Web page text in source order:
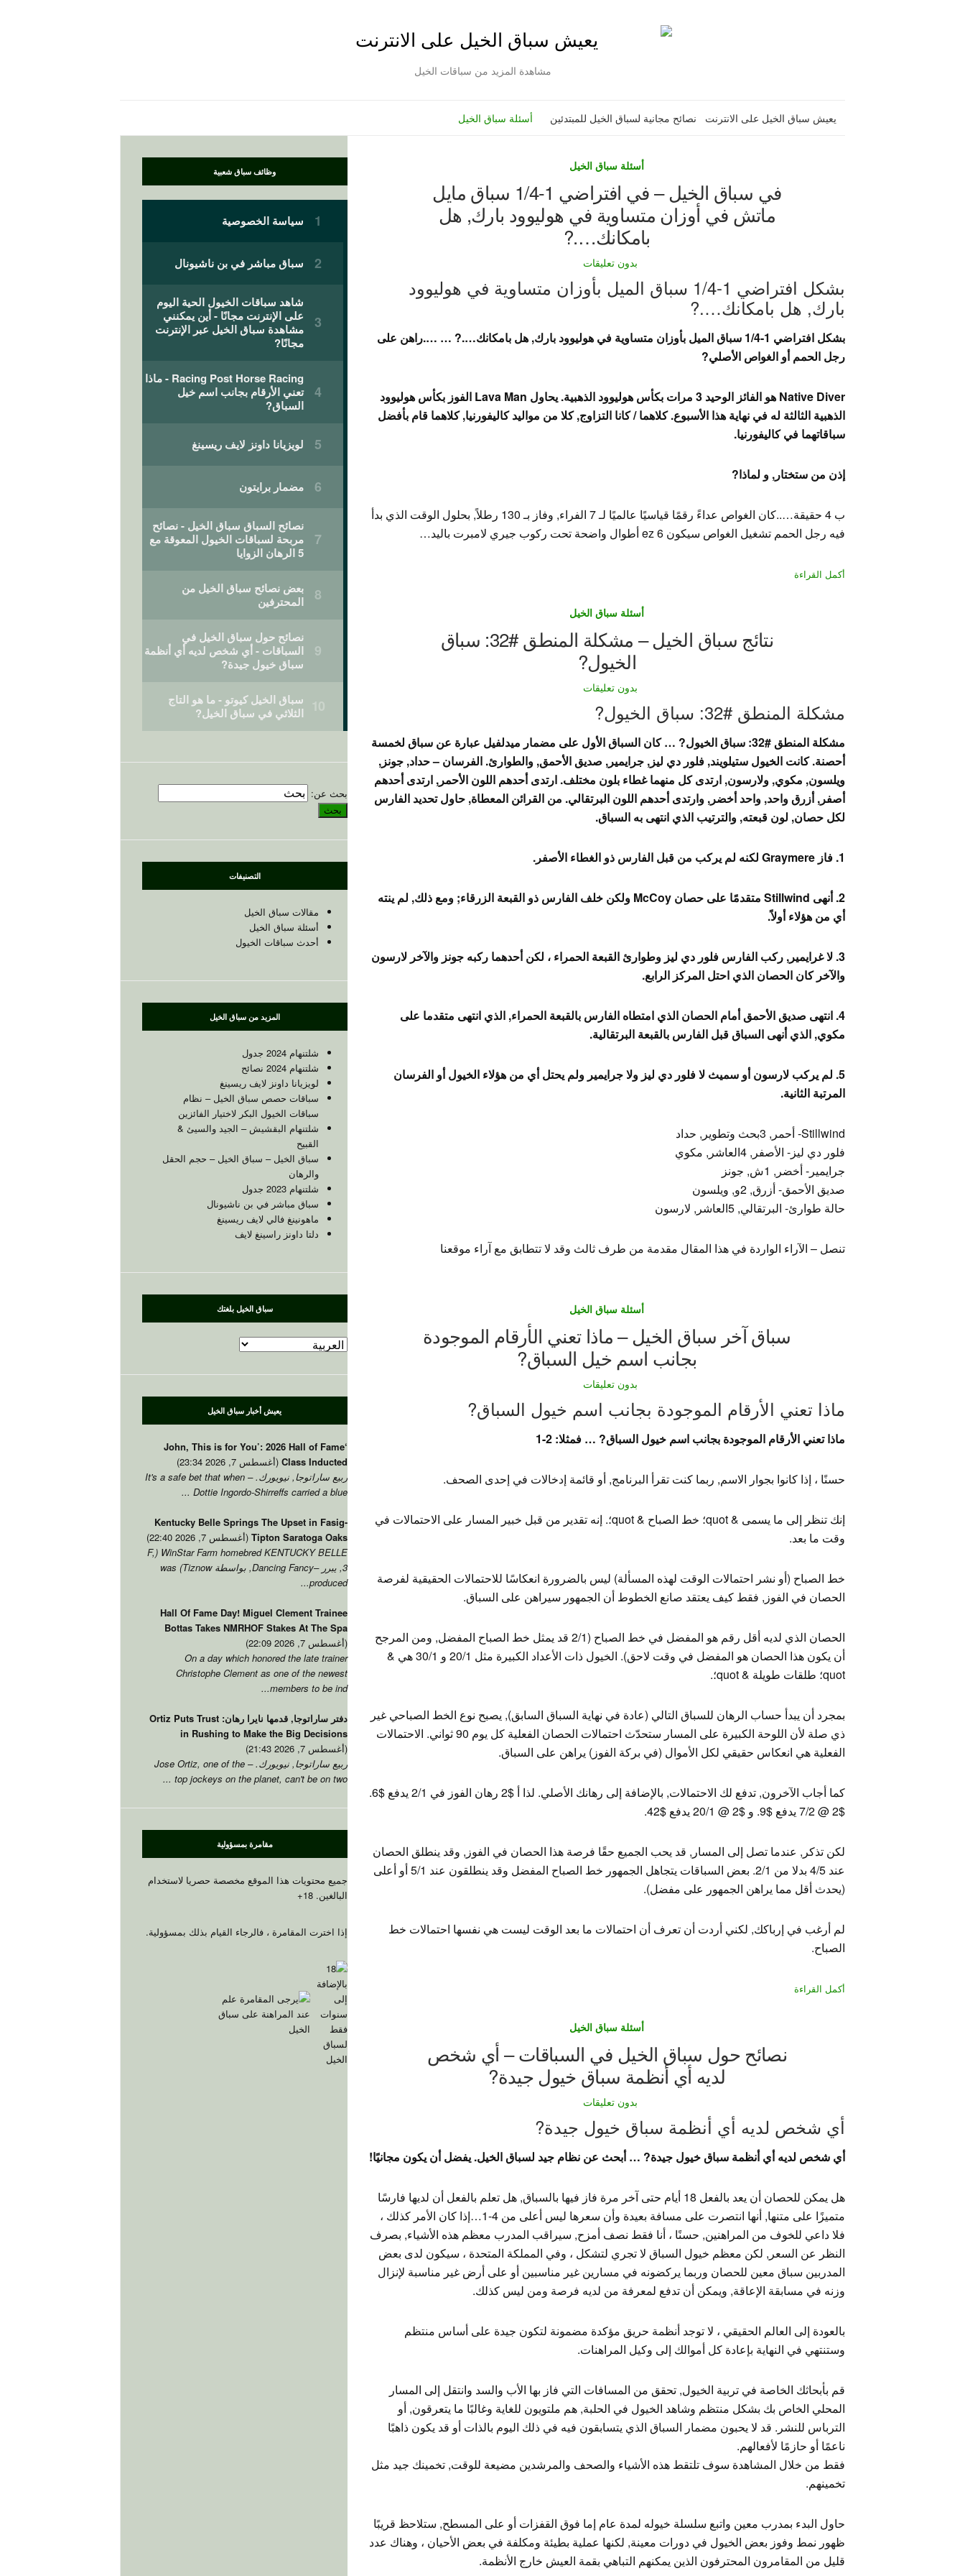
مشاهدة المزيد من سباقات الخيل
يعيش سباق الخيل على الانترنت نصائح مجانية لسباق الخيل للمبتدئين أسئلة سباق الخيل
أسئلة سباق الخيل
في سباق الخيل – في افتراضي 1-1/4 سباق مايل
ماتش في أوزان متساوية في هوليوود بارك, هل
بامكانك….?
بدون تعليقات
بشكل افتراضي 1-1/4 سباق الميل بأوزان متساوية في هوليوود
بارك, هل بامكانك….?
بشكل افتراضي 1-1/4 سباق الميل بأوزان متساوية في هوليوود بارك, هل بامكانك….? … ….راهن على
رجل الحمم أو الغواص الأصلي?
Native Diver هو الفائز الوحيد 3 مرات بكأس هوليوود الذهبية. يحاول Lava Man الفوز بكأس هوليوود
الذهبية الثالثة له في نهاية هذا الأسبوع. كلاهما / كانا التزاوج, كلا من مواليد كاليفورنيا, كلاهما قام بأفضل
سباقاتهما في كاليفورنيا.
إذن من ستختار, و لماذا?
ب 4 حقيقة…..كان الغواص عداءً رقمًا قياسيًا عالميًا لـ 7 الفراء, وفاز بـ 130 رطلاً, بحلول الوقت الذي بدأ
فيه رجل الحمم تشغيل الغواص سيكون ez 6 أطوال واضحة تحت ركوب جيري لامبرت باليد…
أكمل القراءة
أسئلة سباق الخيل
نتائج سباق الخيل – مشكلة المنطق #32: سباق
الخيول?
بدون تعليقات
مشكلة المنطق #32: سباق الخيول?
مشكلة المنطق #32: سباق الخيول? … كان السباق الأول على مضمار ميدلفيل عبارة عن سباق لخمسة
أحصنة. كانت الخيول ستيلويند, فلور دي ليز, جرايمير, صديق الأحمق, والطوارئ. الفرسان – حداد, جونز,
ويلسون, مكوي, ولارسون, ارتدى كل منهما غطاء بلون مختلف. ارتدى أحدهم اللون الأحمر, ارتدى أحدهم
أصفر, أزرق واحد, واحد أخضر, وارتدى أحدهم اللون البرتقالي. من القرائن المعطاة, حاول تحديد الفارس
لكل حصان, لون قبعته, والترتيب الذي انتهى به السباق.
1. فاز Graymere لكنه لم يركب من قبل الفارس ذو الغطاء الأصفر.
2. أنهى Stillwind متقدمًا على حصان McCoy ولكن خلف الفارس ذو القبعة الزرقاء; ومع ذلك, لم ينته
أي من هؤلاء أولاً.
3. لا غرايمير, ركب الفارس فلور دي ليز وطوارئ القبعة الحمراء ، لكن أحدهما ركبه جونز والآخر لارسون
والآخر كان الحصان الذي احتل المركز الرابع.
4. انتهى صديق الأحمق أمام الحصان الذي امتطاه الفارس بالقبعة الحمراء, الذي انتهى متقدما على
مكوي, الذي أنهى السباق قبل الفارس بالقبعة البرتقالية.
5. لم يركب لارسون أو سميث لا فلور دي ليز ولا جرايمير ولم يحتل أي من هؤلاء الخيول أو الفرسان
المرتبة الثانية.
Stillwind- أحمر, 3بحث وتطوير, حداد
فلور دي ليز- الأصفر, 4العاشر, مكوي
جرايمير- أخضر, 1ش, جونز
صديق الأحمق- أزرق, 2و, ويلسون
حالة طوارئ- البرتقالي, 5العاشر, لارسون
تنصل – الآراء الواردة في هذا المقال مقدمة من طرف ثالث وقد لا تتطابق مع آراء موقعنا
أسئلة سباق الخيل
سباق آخر سباق الخيل – ماذا تعني الأرقام الموجودة
بجانب اسم خيل السباق?
بدون تعليقات
ماذا تعني الأرقام الموجودة بجانب اسم خيول السباق?
ماذا تعني الأرقام الموجودة بجانب اسم خيول السباق? … فمثلا: 2-1
حسنًا ، إذا كانوا بجوار الاسم, ربما كنت تقرأ البرنامج, أو قائمة إدخالات في إحدى الصحف.
إنك تنظر إلى ما يسمى & quot؛ خط الصباح & quot؛. إنه تقدير من قبل خبير المسار على الاحتمالات في
وقت ما بعد.
خط الصباح (أو نشر احتمالات الوقت لهذه المسألة) ليس بالضرورة انعكاسًا للاحتمالات الحقيقية لفرصة
الحصان في الفوز, فقط كيف يعتقد صانع الخطوط أن الجمهور سيراهن على السباق.
الحصان الذي لديه أقل رقم هو المفضل في خط الصباح (2/1 قد يمثل خط الصباح المفضل, ومن المرجح
أن يكون هذا الحصان هو المفضل في وقت لاحق). الخيول ذات الأعداد الكبيرة مثل 20/1 و 30/1 هي &
quot؛ طلقات طويلة & quot؛.
بمجرد أن يبدأ حساب الرهان للسباق التالي (عادة في نهاية السباق السابق), يصبح نوع الخط الصباحي غير
ذي صلة لأن اللوحة الكبيرة على المسار ستحدّث احتمالات الحصان الفعلية كل يوم 90 ثواني. الاحتمالات
الفعلية هي انعكاس حقيقي لكل الأموال (في بركة الفوز) يراهن على السباق.
كما أجاب الآخرون, تدفع لك الاحتمالات, بالإضافة إلى رهانك الأصلي. لذا أ $2 رهان الفوز في 2/1 يدفع $6.
$2 @ 7/2 يدفع $9. و $2 @ 20/1 يدفع $42.
لكن تذكر, عندما تصل إلى المسار, قد يحب الجميع حقًا فرصة هذا الحصان في الفوز, وقد ينطلق الحصان
عند 4/5 بدلا من 2/1. بعض السباقات يتجاهل الجمهور خط الصباح المفضل وقد ينطلقون عند 5/1 أو أعلى
(يحدث أقل مما يراهن الجمهور على مفضل).
لم أرغب في إرباكك, لكني أردت أن تعرف أن احتمالات ما بعد الوقت ليست هي نفسها احتمالات خط
الصباح.
أكمل القراءة
أسئلة سباق الخيل
نصائح حول سباق الخيل في السباقات – أي شخص
لديه أي أنظمة سباق خيول جيدة?
بدون تعليقات
أي شخص لديه أي أنظمة سباق خيول جيدة?
أي شخص لديه أي أنظمة سباق خيول جيدة? … أبحث عن نظام جيد لسباق الخيل. يفضل أن يكون مجانيًا!
هل يمكن للحصان أن يعد بالفعل 18 أيام حتى آخر مرة فاز فيها بالسباق, هل تعلم بالفعل أن لديها فارسًا
متميزًا على متنها, أنها انتصرت على مسافة بعيدة وأن سعرها ليس أعلى من 4-1…إذا كان الأمر كذلك ،
فلا داعي للخوف من المراهنين, حسنًا ، أنا فقط نصف أمزح, سيراقب المدرب معظم هذه الأشياء, بصرف
النظر عن السعر, لكن معظم خيول السباق لا تجري لتشكل ، وفي المملكة المتحدة ، سيكون لدى بعض
المدربين سباق معين للحصان وربما يركضونه في مسارين غير مناسبين أو على أرض غير مناسبة لإنزال
وزنه في مسابقة الإعاقة, ويمكن أن تدفع لمعرفة من لديه فرصة ومن ليس كذلك.
بالعودة إلى العالم الحقيقي ، لا توجد أنظمة حريق مؤكدة مضمونة لتكون جيدة على أساس منتظم
وستنتهي في النهاية بإعادة كل أموالك إلى وكيل المراهنات.
قم بأبحاثك الخاصة في تربية الخيول, تحقق من المسافات التي فاز بها الأب والسد وانتقل إلى المسار
المحلي الخاص بك بشكل منتظم وشاهد الخيول في الحلبة, هم ملتويون للغاية وغالبًا ما يتعرقون, أو
الترباس للنشر. قد لا يحبون مضمار السباق الذي يتسابقون فيه في ذلك اليوم بالذات أو قد يكون ذاهبًا
ناعمًا أو حازمًا لأفعالهم.
فقط من خلال المشاهدة سوف تلتقط هذه الأشياء والصحف والمرشدين مضيعة للوقت, تخمينك جيد مثل
تخمينهم.
حاول البدء بمدرب معين واتبع سلسلة خيوله لمدة عام إما فوق القفزات أو على المسطح, ستلاحظ قريبًا
ظهور نمط وفوز بعض الخيول في دورات معينة, لكنها عملية بطيئة ومكلفة في بعض الأحيان ، وهناك عدد
قليل من المقامرون المحترفون الذين يمكنهم التباهي بقمة العيش خارج الأنظمة.
وظائف سباق شعبية
سياسة الخصوصية
سباق مباشر في بن ناشيونال
شاهد سباقات الخيول الحية اليوم
على الإنترنت مجانًا - أين يمكنني
مشاهدة سباق الخيل عبر الإنترنت
مجانًا?
Racing Post Horse Racing - ماذا
تعني الأرقام بجانب اسم خيل
السباق?
لويزيانا داونز لايف ريسينغ
مضمار برايتون
نصائح السباق سباق الخيل - نصائح
مربحة لسباقات الخيول المعوقة مع
5 الرهان الزوايا
بعض نصائح سباق الخيل من
المحترفين
نصائح حول سباق الخيل في
السباقات - أي شخص لديه أي أنظمة
سباق خيول جيدة?
سباق الخيل كيوتو - ما هو التاج
الثلاثي في ​​سباق الخيل?
بحث عن:
بحث
التصنيفات
مقالات سباق الخيل
أسئلة سباق الخيل
أحدث سباقات الخيول
المزيد من سباق الخيل
شلتنهام 2024 جدول
شلتنهام 2024 نصائح
لويزيانا داونز لايف ريسينغ
سباقات حصص سباق الخيل – نظام
سباقات الخيول البكر لاختيار الفائزين
شلتنهام البقشيش – الجيد والسيئ &
القبيح
سباق الخيل – سباق الخيل – حجم الحقل
والرهان
شلتنهام 2023 جدول
سباق مباشر في بن ناشيونال
ماهونينغ فالي لايف ريسينغ
دلتا داونز راسينغ لايف
سباق الخيل بلغتك
يعيش أخبار سباق الخيل
‘John
, This is for You’: 2026 Hall of Fame
Class Inducted (أغسطس 7, 2026 23:34)
ربيع ساراتوجا, نيويورك. –It's a safe bet that when
Dottie Ingordo-Shirreffs carried a blue
...
Kentucky Belle Springs The Upset in Fasig-
Tipton Saratoga Oaks (أغسطس 7, 2026 22:40)
WinStar Farm homebred KENTUCKY BELLE
(F,
3, يبرر –
Dancing Fancy, بواسطة Tiznow)
was
produced..
.
Hall Of Fame Day! Miguel Clement Trainee
Bottas Takes NMRHOF Stakes At The Spa
(أغسطس 7, 2026 22:09)
On a day which honored the late trainer
Christophe Clement as one of the newest
members to be ind..
.
دفتر ساراتوجا, قدمها نايرا رهان:Ortiz Puts Trust
in Rushing to Make the Big Decisions
(أغسطس 7, 2026 21:43)
ربيع ساراتوجا, نيويورك. –
Jose Ortiz, one of the
top jockeys on the planet, can't be on two
...
مقامرة بمسؤولية
جميع محتويات هذا الموقع مخصصة حصريا لاستخدام
البالغين. 18+
إذا اخترت المقامرة ، فالرجاء القيام بذلك بمسؤولية.